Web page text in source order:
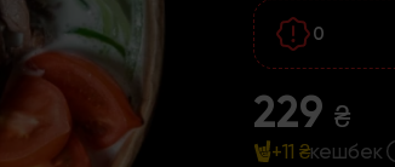
0
229 ₴
+11 ₴кешбек